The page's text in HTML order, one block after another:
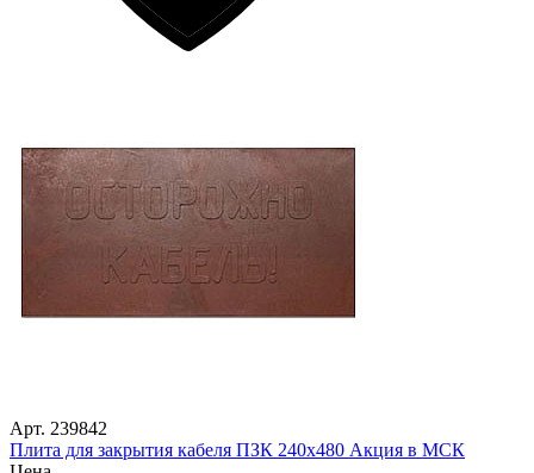
Арт. 239842
Плита для закрытия кабеля ПЗК 240х480 Акция в МСК